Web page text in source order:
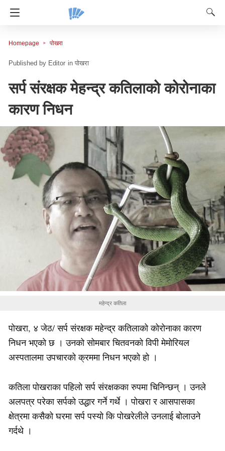
Homepage पोखरा
Editor in पोखरा
सर्प संरक्षक मेहन्द्र कतिलाको कोरोनाका
कारण निधन
महेन्द्र कतिला
पोखरा, ४ जेठ/ सर्प संरक्षक महेन्द्र कतिलाको कोरोनाका कारण
निधन भएको छ । उनको सोमबार चितवनको विपी मेमोरियल
अस्पतालमा उपचारको क्रममा निधन भएको हो ।
कतिला पोखराका पहिलो सर्प संरक्षकका रुपमा चिनिन्छन् । उनले
अलपत्र परेका सर्पको उद्धार गर्ने गर्थे । पोखरा र आसपासका
क्षेत्रमा कसैको घरमा सर्प पस्यो कि पोखरेलीले उनलाई बोलाउने
गर्दथे ।